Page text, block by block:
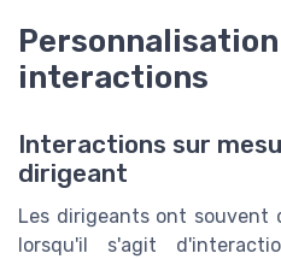
interactions
Interactions sur
dirigeant
Les dirigeants ont souvent
lorsqu'il s'agit